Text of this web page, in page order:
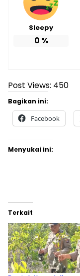
Sleepy
0 %
Post Views: 450
Bagikan ini:
Facebook
Menyukai ini:
Terkait